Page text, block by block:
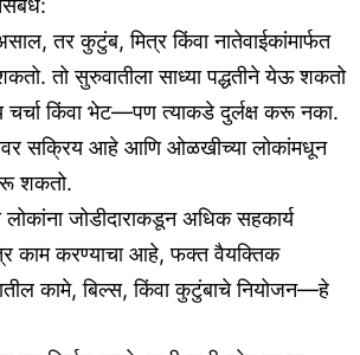
तर कुटुंब, मित्र किंवा नातेवाईकांमार्फत
तो सुरुवातीला साध्या पद्धतीने येऊ शकतो
किंवा भेट—पण त्याकडे दुर्लक्ष करू नका.
सक्रिय आहे आणि ओळखीच्या लोकांमधून
शकतो.
लोकांना जोडीदाराकडून अधिक सहकार्य
काम करण्याचा आहे, फक्त वैयक्तिक
कामे, बिल्स, किंवा कुटुंबाचे नियोजन—हे